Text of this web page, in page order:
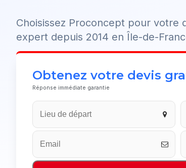
Choisissez Proconcept pour votre
expert depuis 2014 en Île-de-
Obtenez votre devis
Réponse immédiate garantie